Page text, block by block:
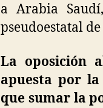
a Arabia
pseudoestatal
La oposición
apuesta por la
que sumar la